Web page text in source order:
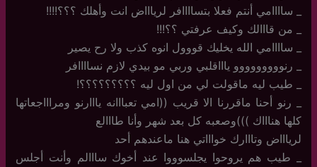
_ ساااامي أنتم فعلا بتساااافر لرياااض انت وأهلك ؟؟؟!!!!
_ من قااالك وكيف عرفتي ؟؟!!!
_ ساااامي الله يخليك قووول انوه كذب ولا رح يصير
_ رنووووووووو ياااقلبي وربي مو بيدي لازم نساااافر
_ طيب ليه ماقولت لي من اول ليه ؟؟؟؟؟؟؟؟؟!
_ رنو أحنا ماقررنا الا قريب ((امي تعبااانه يااارنو ومراااجعاتها
كلها هناااك )))وصعبه كل بعد شهر وأنا طااالع
لرياااض وتااارك خواااتي هنا ماعندهم أحد
_ طيب هم يروحوا يجلسوووا عند أخوك سااالم وأنت أجلس